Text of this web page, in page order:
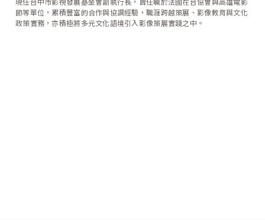
節等單位，累積豐富的合作與協調經驗，職涯跨越策展、影像教育與文化
政策實務，亦積極將多元文化語境引入影像策展實踐之中。